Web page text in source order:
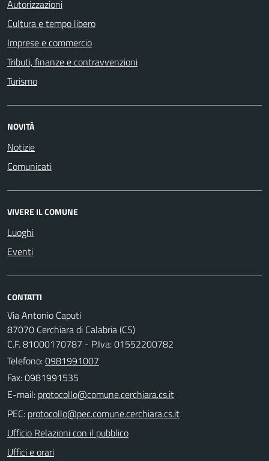
Autorizzazioni
Cultura e tempo libero
Imprese e commercio
Tributi, finanze e contravvenzioni
Turismo
NOVITÀ
Notizie
Comunicati
VIVERE IL COMUNE
Luoghi
Eventi
CONTATTI
Via Antonio Caputi
87070 Cerchiara di Calabria (CS)
C.F. 81000170787 - P.Iva: 01552200782
Telefono:0981991007
Fax: 0981991535
E-mail:
PEC:
Ufficio Relazioni con il pubblico
Uffici e orari